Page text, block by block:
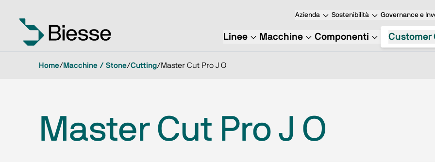
Azienda Sostenibilità Governance e
Linee Macchine Componenti Customer
Home/Macchine / Stone/Cutting/Master Cut Pro J O
Master Cut Pro J O